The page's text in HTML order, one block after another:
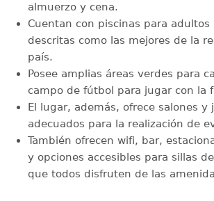
almuerzo y cena.
Cuentan con piscinas para adultos
descritas como las mejores de la
país.
Posee amplias áreas verdes para
campo de fútbol para jugar con la
El lugar, además, ofrece salones y
adecuados para la realización de
También ofrecen wifi, bar,
y opciones accesibles para sillas
que todos disfruten de las